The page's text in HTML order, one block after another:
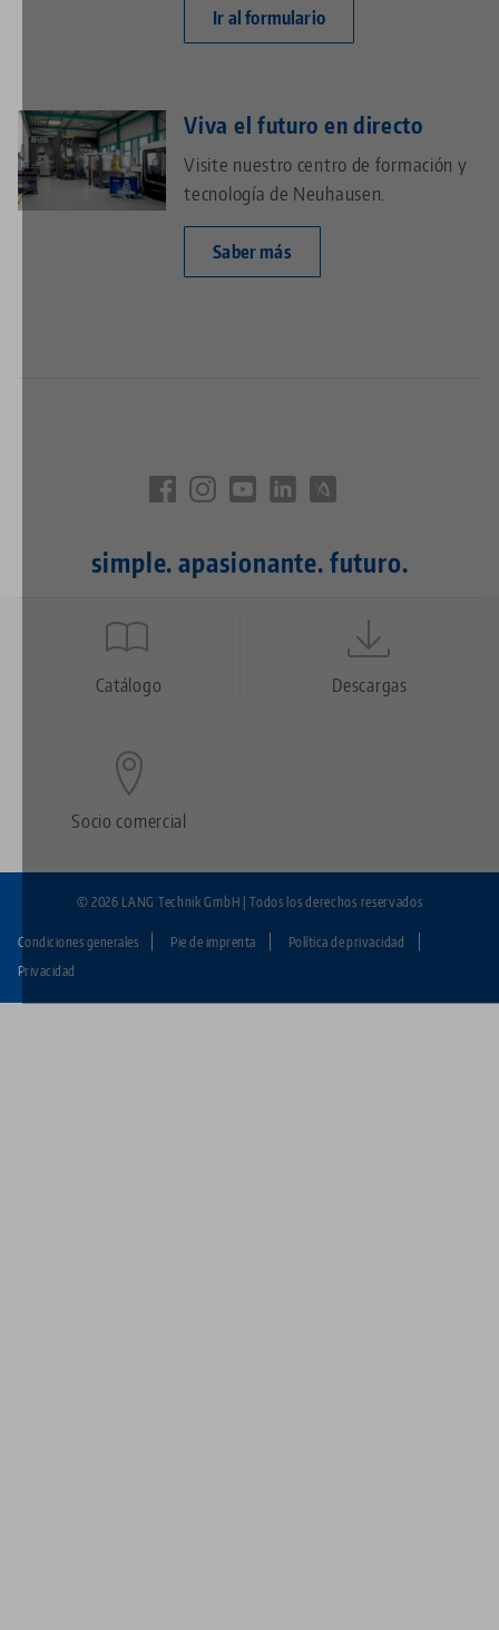
Ir al formulario
Viva el futuro en directo
Visite nuestro centro de formación y
tecnología de Neuhausen.
Saber más
simple. apasionante. futuro.
Quicklinks
FooterCatálogo Descargas
Socio comercial
Fußzeile:
LANG
Condiciones generales Pie de imprenta
Política de privacidad
Privacidad
© 2026 LANG Technik GmbH | Todos los derechos reservados